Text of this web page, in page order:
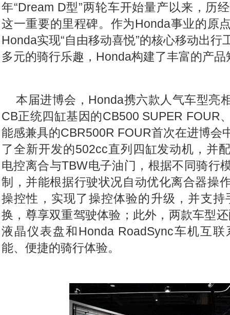
年“Dream D型”两轮车开始量产以来，历
这一重要的里程碑。作为Honda事业的原
Honda实现“自由移动喜悦”的核心移动出行
多元的骑行乐趣，Honda构建了丰富的产品
本届进博会，Honda携六款人气车型亮
CB正统四缸基因的CB500 SUPER FOUR
能感兼具的CBR500R FOUR首次在进博会
了全新开发的502cc直列四缸发动机，并
电控离合与TBW电子油门，根据不同骑行
制，并能根据行驶状况自动优化离合器操
操控性，实现了操控体验的升级，并支
换，尊享双重驾驶体验；此外，两款车型
液晶仪表盘和Honda RoadSync车机互
能、便捷的骑行体验。